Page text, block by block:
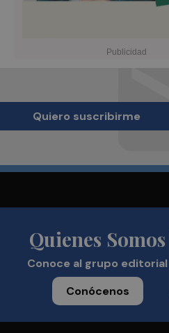
Quiero suscribirme
Quienes Somos
Conoce al grupo editorial
Conócenos